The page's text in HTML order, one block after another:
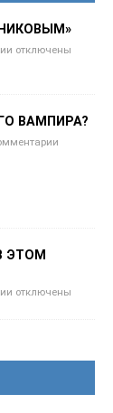
отключены
ВАМПИРА?
ЭТОМ
отключены